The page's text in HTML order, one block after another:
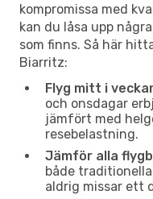
kompromissa med
kan du låsa upp
som finns. Så här
Biarritz:
Flyg mitt i
och onsdagar
jämfört med
resebelastning.
Jämför alla
både
aldrig missar ett